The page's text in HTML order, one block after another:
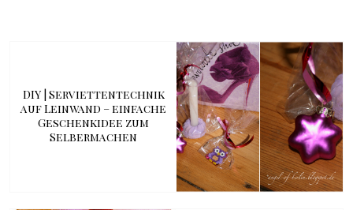
DIY | Serviettentechnik
auf Leinwand – einfache
Geschenkidee zum
Selbermachen